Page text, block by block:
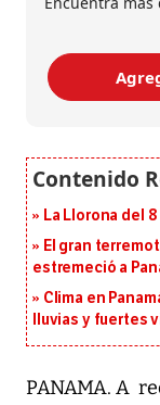
La Llorona del
El gran
estremeció a
Clima en
lluvias y fuertes
PANAMA. A